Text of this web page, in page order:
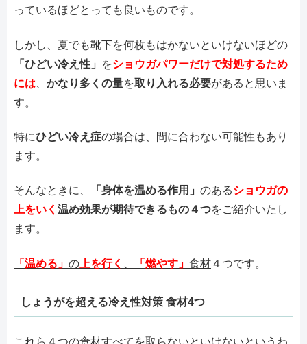
っているほどとっても良いものです。
しかし、夏でも靴下を何枚もはかないといけないほどの
「ひどい冷え性」
をショウガパワーだけで対処するため
には
かなり多くの量を取り入れる必要があると思いま
す。
特にひどい冷え症の場合は、間に合わない可能性もあり
ます。
そんなときに、 「身体を温める作用」 のあるショウガの
上をいく 温め効果が期待できるもの４つをご紹介いたし
ます。
「温める」 の 上を行く 「燃やす」 食材４つです。
しょうがを超える冷え性対策 食材4つ
これら４つの食材すべてを取らないといけないというわ